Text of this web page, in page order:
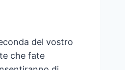
del vostro
che fate